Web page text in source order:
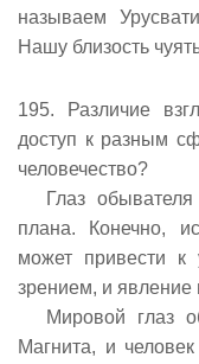
называем
Нашу близость
195. Различие
доступ к разным
человечество?
Глаз
плана. Конечно,
может привести к
зрением, и
Мировой глаз
Магнита, и